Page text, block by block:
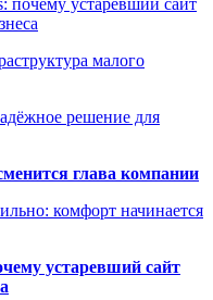
почему устаревший сайт
малого
решение для
глава компании
комфорт начинается
устаревший сайт